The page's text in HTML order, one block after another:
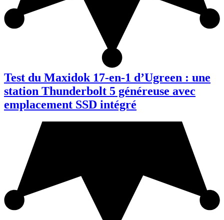
Test du Maxidok 17-en-1 d’Ugreen : une
station Thunderbolt 5 généreuse avec
emplacement SSD intégré